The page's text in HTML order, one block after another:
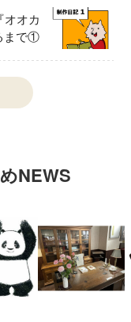
オオカ
まで①
NEWS